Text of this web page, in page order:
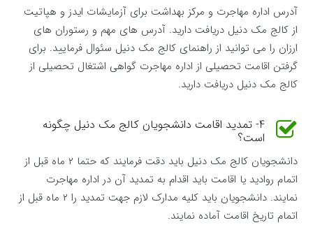
آدرس اداره مهاجرت و مرکز بهداشت برای آزمایشات ایدز و هپاتیت
از کالج مک دنیل دریافت دارید. آدرس های مهم و رستوران های
ارزان را می توانید از راهنمای کالج مک دنیل سئوال فرمایید. برای
گرفتن اقامت تحصیلی از اداره مهاجرت گواهی اشتغال تحصیلی از
کالج مک دنیل دریافت دارید.
4- تمدید اقامت دانشجویان کالج مک دنیل چگونه
است؟
دانشجویان کالج مک دنیل باید دقت فرمایند که حتما ۲ ماه قبل از
اتمام روادید یا اقامت باید اقدام به تمدید آن در اداره مهاجرت
نمایند. دانشجویان باید کلیه مدارک لازم جهت تمدید را ۲ ماه قبل از
اتمام تاریخ اقامت آماده نمایند.